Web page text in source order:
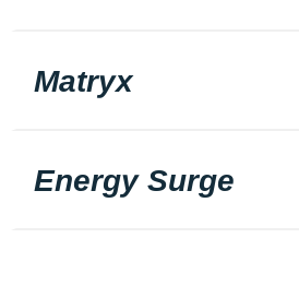
Matryx
Energy Surge